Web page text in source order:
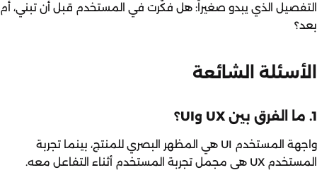
التفصيل الذي يبدو صغيراً: هل فكّرت في المستخدم قبل أن تبني، أم
بعد؟
الأسئلة الشائعة
1. ما الفرق بين UX وUI؟
واجهة المستخدم UI هي المظهر البصري للمنتج، بينما تجربة
المستخدم UX هي مجمل تجربة المستخدم أثناء التفاعل معه.